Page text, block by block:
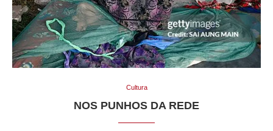
Cultura
NOS PUNHOS DA REDE